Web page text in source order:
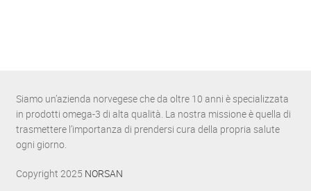
Siamo un’azienda norvegese che da oltre 10 anni è specializzata
in prodotti omega-3 di alta qualità. La nostra missione è quella di
trasmettere l’importanza di prendersi cura della propria salute
ogni giorno.
Copyright 2025 NORSAN